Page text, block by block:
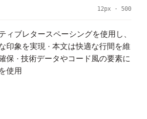
12px · 500
ィブレタースペーシングを使用し、
印象を実現 · 本文は快適な行間を維
保 · 技術データやコード風の要素に
使用